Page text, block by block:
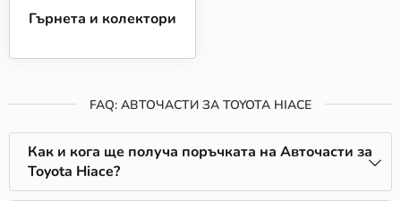
Гърнета и колектори
FAQ: АВТОЧАСТИ ЗА TOYOTA HIACE
Как и кога ще получа поръчката на Авточасти за
Toyota Hiace?